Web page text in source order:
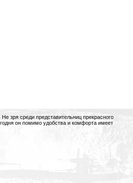
зря среди представительниц прекрасного
он помимо удобства и комфорта имеет